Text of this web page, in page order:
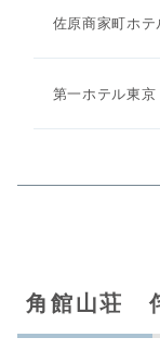
佐原商家町ホ
第一ホテル東京
角館山荘